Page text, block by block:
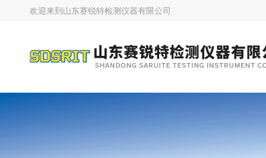
欢迎来到 山东赛锐特检测仪器有限公司